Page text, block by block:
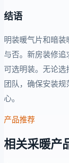
结语
明装暖气片和暗
与否。新房装修
可选明装。无论
团队，确保安装
心。
产品推荐
相关采暖产